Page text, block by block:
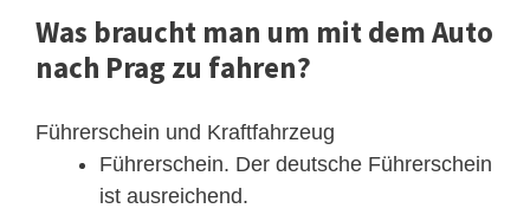
Was braucht man um mit dem Auto
nach Prag zu fahren?
Führerschein und Kraftfahrzeug
Führerschein. Der deutsche Führerschein
ist ausreichend.